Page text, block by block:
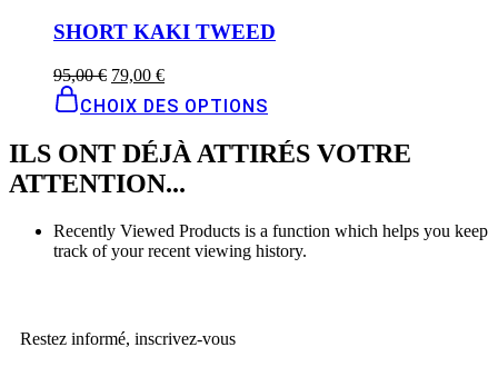
SHORT KAKI TWEED
95,00€ 79,00 €
CHOIX DES OPTIONS
ILS ONT DÉJÀ ATTIRÉS VOTRE
ATTENTION...
Recently Viewed Products is a function which helps you keep
track of your recent viewing history.
Restez informé, inscrivez-vous